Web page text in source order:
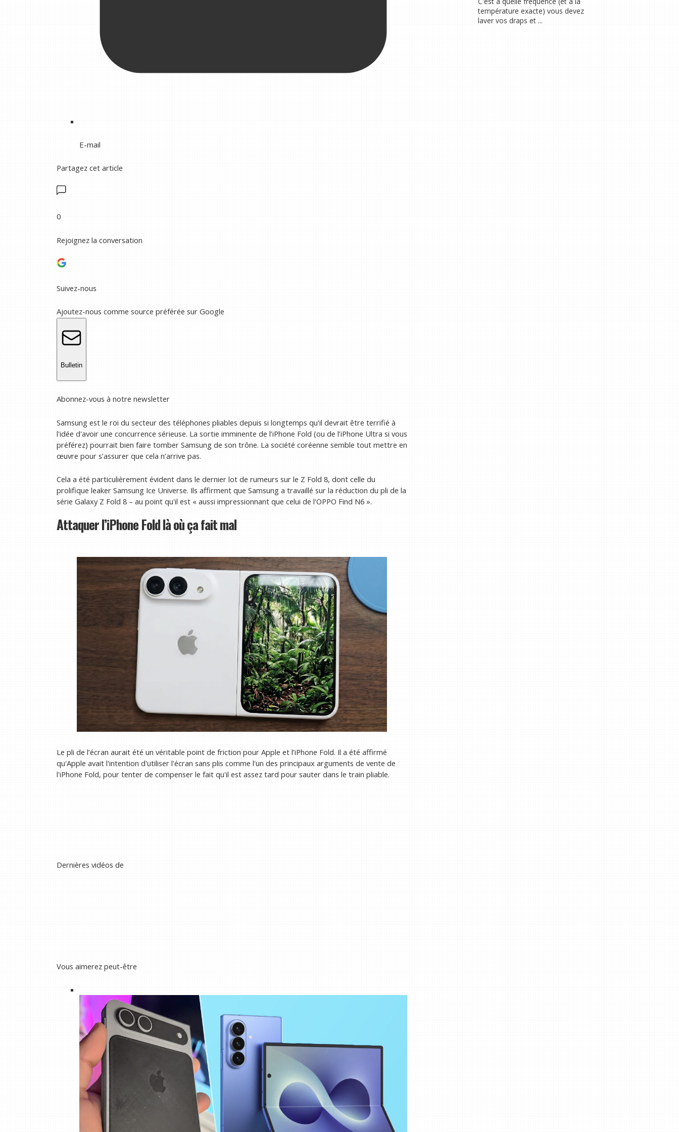
E-mail
Partagez cet article
0
Rejoignez la conversation
Suivez-nous
Ajoutez-nous comme source préférée sur Google
Bulletin
Abonnez-vous à notre newsletter
Samsung est le roi du secteur des téléphones pliables depuis si longtemps qu'il devrait être terrifié à
l'idée d'avoir une concurrence sérieuse. La sortie imminente de l’iPhone Fold (ou de l’iPhone Ultra si vous
préférez) pourrait bien faire tomber Samsung de son trône. La société coréenne semble tout mettre en
œuvre pour s’assurer que cela n’arrive pas.
Cela a été particulièrement évident dans le dernier lot de rumeurs sur le Z Fold 8, dont celle du
prolifique leaker Samsung Ice Universe. Ils affirment que Samsung a travaillé sur la réduction du pli de la
série Galaxy Z Fold 8 – au point qu'il est « aussi impressionnant que celui de l'OPPO Find N6 ».
Attaquer l’iPhone Fold là où ça fait mal
Le pli de l’écran aurait été un véritable point de friction pour Apple et l’iPhone Fold. Il a été affirmé
qu'Apple avait l'intention d'utiliser l'écran sans plis comme l'un des principaux arguments de vente de
l'iPhone Fold, pour tenter de compenser le fait qu'il est assez tard pour sauter dans le train pliable.
Dernières vidéos de
Vous aimerez peut-être
température exacte) vous devez
laver vos draps et ...